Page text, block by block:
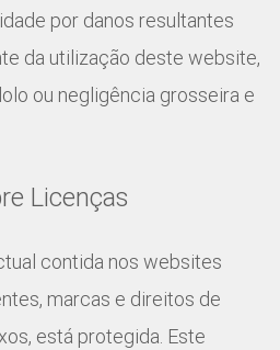
por danos resultantes
da utilização deste website,
ou negligência grosseira e
Licenças
contida nos websites
marcas e direitos de
está protegida. Este